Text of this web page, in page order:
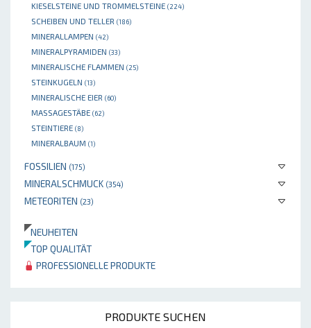
KIESELSTEINE UND TROMMELSTEINE (224)
SCHEIBEN UND TELLER (186)
MINERALLAMPEN (42)
MINERALPYRAMIDEN (33)
MINERALISCHE FLAMMEN (25)
STEINKUGELN (13)
MINERALISCHE EIER (60)
MASSAGESTÄBE (62)
STEINTIERE (8)
MINERALBAUM (1)
FOSSILIEN (175)
MINERALSCHMUCK (354)
METEORITEN (23)
NEUHEITEN
TOP QUALITÄT
PROFESSIONELLE PRODUKTE
PRODUKTE SUCHEN